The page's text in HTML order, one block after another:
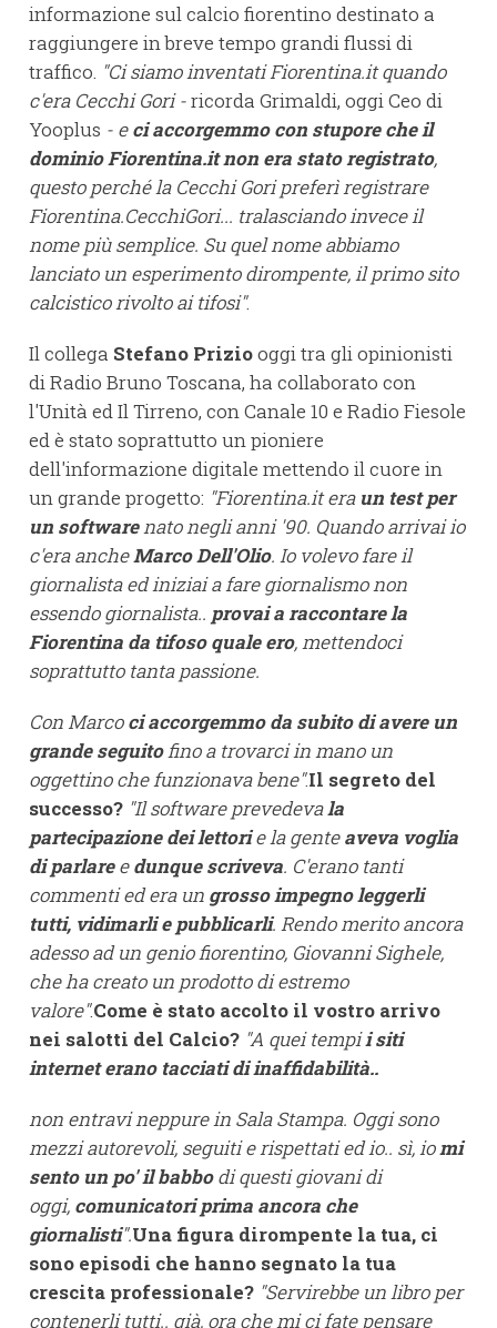
informazione sul calcio fiorentino destinato a
raggiungere in breve tempo grandi flussi di
traffico. "Ci siamo inventati Fiorentina.it quando
c'era Cecchi Gori -ricorda Grimaldi, oggi Ceo di
Yooplus - eci accorgemmo con stupore che il
dominio Fiorentina.it non era stato registrato,
questo perché la Cecchi Gori preferì registrare
Fiorentina.CecchiGori... tralasciando invece il
nome più semplice. Su quel nome abbiamo
lanciato un esperimento dirompente, il primo sito
calcistico rivolto ai tifosi".
Il collega Stefano Priziooggi tra gli opinionisti
di Radio Bruno Toscana, ha collaborato con
l'Unità ed Il Tirreno, con Canale 10 e Radio Fiesole
ed è stato soprattutto un pioniere
dell'informazione digitale mettendo il cuore in
un grande progetto: "Fiorentina.it era un test per
un softwarenato negli anni '90. Quando arrivai io
c'era ancheMarco Dell'Olio. Io volevo fare il
giornalista ed iniziai a fare giornalismo non
essendo giornalista.. provai a raccontare la
Fiorentina da tifoso quale ero, mettendoci
soprattutto tanta passione.
Con Marcoci accorgemmo da subito di avere un
grande seguitofino a trovarci in mano un
oggettino che funzionava bene".Il segreto del
successo? "Il software prevedevala
partecipazione dei lettorie la genteaveva voglia
di parlareedunque scriveva. C'erano tanti
commenti ed era un grosso impegno leggerli
tutti, vidimarli e pubblicarli. Rendo merito ancora
adesso ad un genio fiorentino, Giovanni Sighele,
che ha creato un prodotto di estremo
valore".Come è stato accolto il vostro arrivo
nei salotti del Calcio? "A quei tempii siti
internet erano tacciati di inaffidabilità..
non entravi neppure in Sala Stampa. Oggi sono
mezzi autorevoli, seguiti e rispettati ed io.. sì, iomi
sento un po' il babbodi questi giovani di
oggi, comunicatori prima ancora che
giornalisti".Una figura dirompente la tua, ci
sono episodi che hanno segnato la tua
crescita professionale? "Servirebbe un libro per
contenerli tutti.. già, ora che mi ci fate pensare